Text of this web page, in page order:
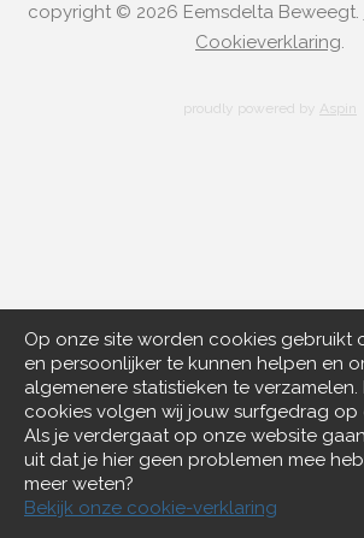
Op onze site worden cookies gebruikt
en persoonlijker te kunnen helpen en
algemenere statistieken te verzamelen.
cookies volgen wij jouw surfgedrag op
Als je verdergaat op onze website
uit dat je hier geen problemen mee
meer weten?
Bekijk onze cookie-verklaring
copyright © 2026 Eemsdelta Beweegt.
Cookieverklaring.
proudly powered by Aspin